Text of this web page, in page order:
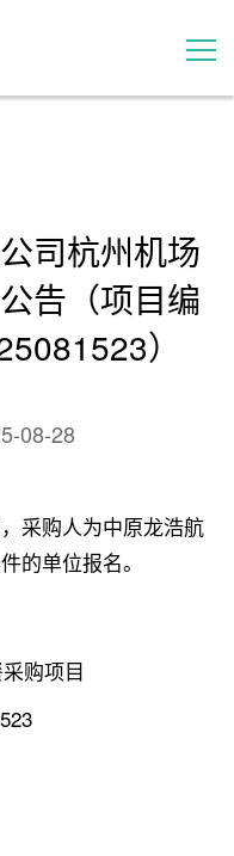
司杭州机场
告（项目编
）
08-28
采购人为中原龙浩航
的单位报名。
购项目